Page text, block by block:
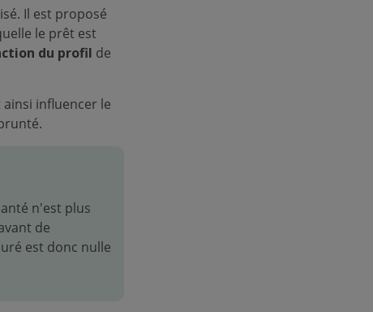
Il est proposé
le prêt est
du profil de
influencer le
n'est plus
de
est donc nulle